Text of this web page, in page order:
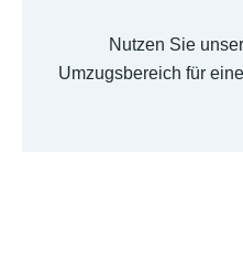
Nutzen Sie
Umzugsbereich für